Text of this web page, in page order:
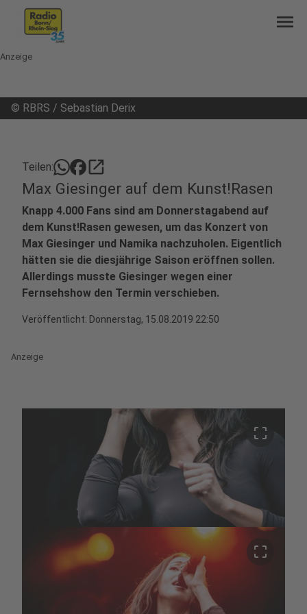
menu
Anzeige
© RBRS / Sebastian Derix
Teilen: open_in_new
Max Giesinger auf dem Kunst!Rasen
Knapp 4.000 Fans sind am Donnerstagabend auf
dem Kunst!Rasen gewesen, um das Konzert von
Max Giesinger und Namika nachzuholen. Eigentlich
hätten sie die diesjährige Saison eröffnen sollen.
Allerdings musste Giesinger wegen einer
Fernsehshow den Termin verschieben.
Veröffentlicht: Donnerstag, 15.08.2019 22:50
Anzeige
crop_free
crop_free